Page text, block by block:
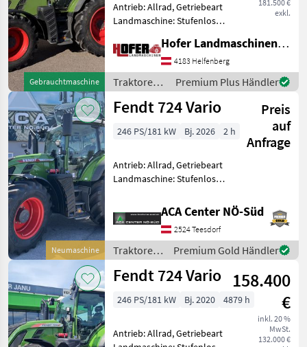
Gebrauchtmaschine
181.500 €
exkl.
Antrieb: Allrad, Getriebeart
Landmaschine: Stufenloses
Zapfwellendrehzahl:
540/540E/1000/1000E,
Höchstgeschwindigkeit in
km/h: 50 km/h, Aufla
Hofer Landmaschinen Handels GmbH.
4183 Helfenberg
Traktoren /
Fendt
Premium Plus Händler
Neumaschine
Fendt 724 Vario
Preis
auf
Anfrage
246 PS/181 kW Bj. 2026 2 h
Antrieb: Allrad, Getriebeart
Landmaschine: Stufenloses
Zapfwellendrehzahl:
540/540E/1000/1000E,
Höchstgeschwindigkeit in
km/h: 50 km/h, Aufla
ACA Center NÖ-Süd
2524 Teesdorf
Traktoren
/ Fendt
Premium Gold Händler
Fendt 724 Vario 158.400
€
inkl. 20 %
MwSt.
132.000 €
246 PS/181 kW Bj. 2020 4879 h
Antrieb: Allrad, Getriebeart